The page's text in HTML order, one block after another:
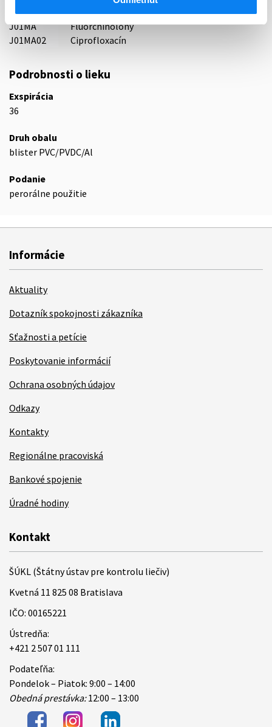
J01M
CHINOLÓNOVÉ ANTIBIOTIKÁ
J01MA
Fluórchinolóny
J01MA02
Ciprofloxacín
Podrobnosti o lieku
Exspirácia
36
Druh obalu
blister PVC/PVDC/Al
Podanie
perorálne použitie
Informácie
Aktuality
Dotazník spokojnosti zákazníka
Sťažnosti a petície
Poskytovanie informácií
Ochrana osobných údajov
Odkazy
Kontakty
Regionálne pracoviská
Bankové spojenie
Úradné hodiny
Kontakt
ŠÚKL (Štátny ústav pre kontrolu liečiv)
Kvetná 11 825 08 Bratislava
IČO: 00165221
Ústredňa:
+421 2 507 01 111
Podateľňa:
Pondelok – Piatok: 9:00 – 14:00
Obedná prestávka:12:00 – 13:00